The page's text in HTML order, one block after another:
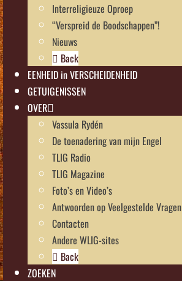
Interreligieuze Oproep
“Verspreid de Boodschappen”!
Nieuws
Back
EENHEID in VERSCHEIDENHEID
GETUIGENISSEN
OVER
Vassula Rydén
De toenadering van mijn Engel
TLIG Radio
TLIG Magazine
Foto’s en Video’s
Antwoorden op Veelgestelde Vragen
Contacten
Andere WLIG-sites
Back
ZOEKEN